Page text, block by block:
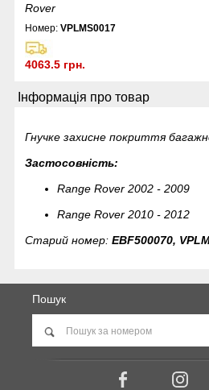
Rover
Номер:VPLMS0017
4063.5 грн.
Інформація про товар
Гнучке захисне покриття
Застосовність:
Range Rover 2002 - 2009
Range Rover 2010 - 2012
Старий номер:EBF500070,
Пошук